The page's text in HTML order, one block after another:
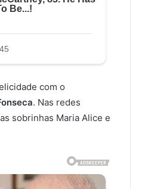
com o
. Nas redes
sobrinhas Maria Alice e